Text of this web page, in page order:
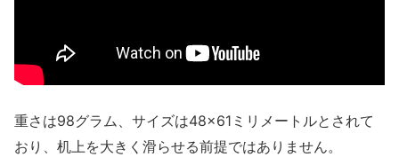
重さは98グラム、サイズは48×61ミリメートルとされて
おり、机上を大きく滑らせる前提ではありません。